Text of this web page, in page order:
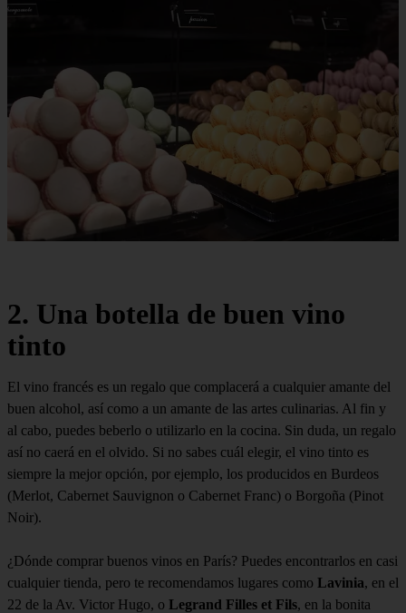
2. Una botella de buen vino
tinto
El vino francés es un regalo que complacerá a cualquier amante del
buen alcohol, así como a un amante de las artes culinarias. Al fin y
al cabo, puedes beberlo o utilizarlo en la cocina. Sin duda, un regalo
así no caerá en el olvido. Si no sabes cuál elegir, el vino tinto es
siempre la mejor opción, por ejemplo, los producidos en Burdeos
(Merlot, Cabernet Sauvignon o Cabernet Franc) o Borgoña (Pinot
Noir).
¿Dónde comprar buenos vinos en París? Puedes encontrarlos en casi
cualquier tienda, pero te recomendamos lugares como Lavinia, en el
22 de la Av. Victor Hugo, o Legrand Filles et Fils, en la bonita